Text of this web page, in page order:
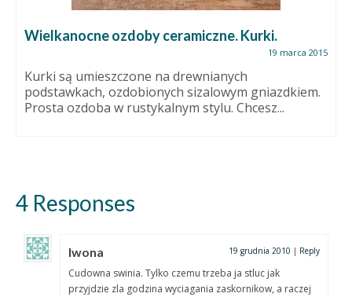
Wielkanocne ozdoby ceramiczne. Kurki.
19 marca 2015
Kurki są umieszczone na drewnianych
podstawkach, ozdobionych sizalowym gniazdkiem.
Prosta ozdoba w rustykalnym stylu. Chcesz...
4 Responses
Iwona 19 grudnia 2010 | Reply
Cudowna swinia. Tylko czemu trzeba ja stluc jak
przyjdzie zla godzina wyciagania zaskornikow, a raczej